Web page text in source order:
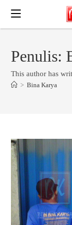
Penulis:
This author has
> Bina Karya